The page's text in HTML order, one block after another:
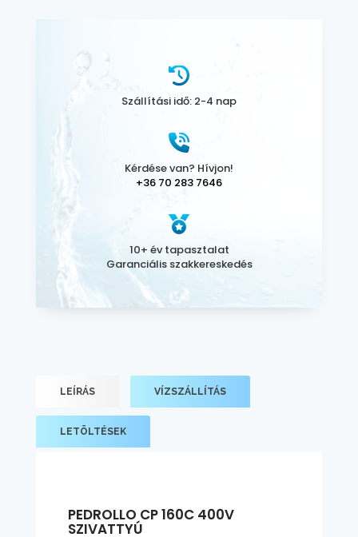
Szállítási idő: 2-4 nap
Kérdése van? Hívjon!
+36 70 283 7646
10+ év tapasztalat
Garanciális szakkereskedés
LEÍRÁS VÍZSZÁLLÍTÁS
LETÖLTÉSEK
PEDROLLO CP 160C 400V
SZIVATTYÚ